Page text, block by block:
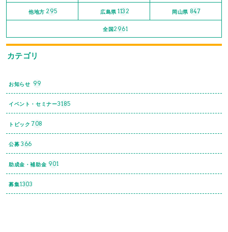
他地方 295 広島県 1132 岡山県 847
全国2961
カテゴリ
お知らせ 99
イベント・セミナー3185
トピック 708
公募 366
助成金・補助金 901
募集1303